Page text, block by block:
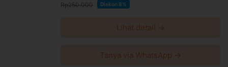
Rp250.000 Diskon 8%
Lihat detail →
Tanya via WhatsApp →